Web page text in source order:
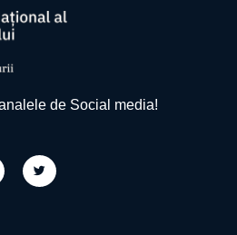
de Social media!